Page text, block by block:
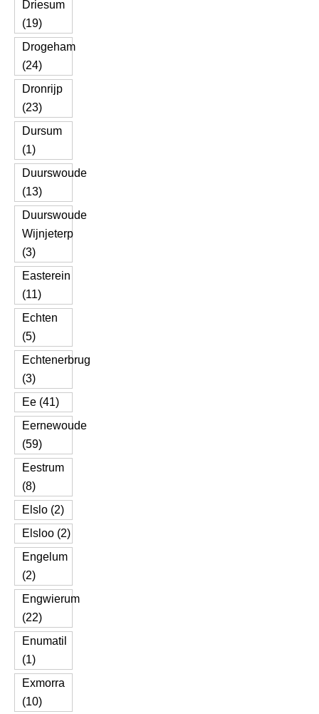
Driesum
(19)
Drogeham
(24)
Dronrijp
(23)
Dursum
(1)
Duurswoude
(13)
Duurswoude
Wijnjeterp
(3)
Easterein
(11)
Echten
(5)
Echtenerbrug
(3)
Ee (41)
Eernewoude
(59)
Eestrum
(8)
Elslo (2)
Elsloo (2)
Engelum
(2)
Engwierum
(22)
Enumatil
(1)
Exmorra
(10)